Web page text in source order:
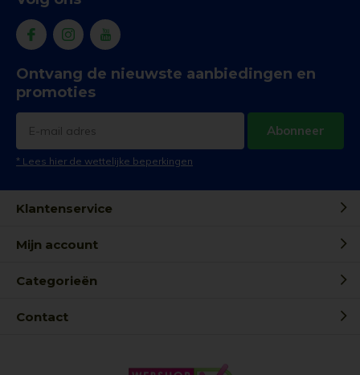
Ontvang de nieuwste aanbiedingen en
promoties
Abonneer
* Lees hier de wettelijke beperkingen
Klantenservice
Mijn account
Categorieën
Contact